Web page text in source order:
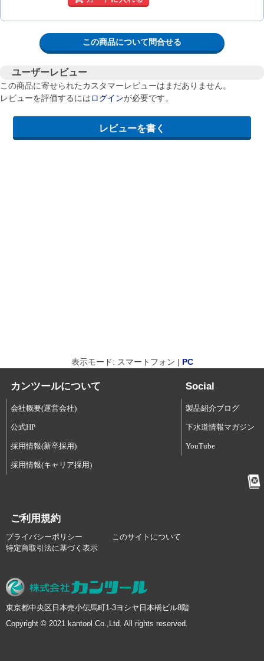
この商品について問合せる
ユーザーレビュー
この商品に寄せられたカスタマーレビューはまだありません。
レビューを評価するにはログインが必要です。
表示モード: スマートフォン | PC
カンツールについて
会社概要(運営会社)
公式HP
採用情報(新卒採用)
採用情報(キャリア採用)
Social
製品紹介ブログ
下水道情報マガジン
YouTube
ご利用規約
プライバシーポリシー
このサイトについて
特定商取引法に基づく表示
東京都中央区日本売小伝馬町1-3ヨシヤ日本橋ビル8階
Copyright © 2021 kantool Co.,Ltd. All rights reserved.